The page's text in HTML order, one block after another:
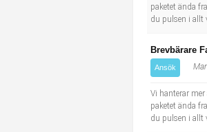
Sjuksköterska, grundutbildad
paketet ända
du pulsen i allt
Brevbärare
Ansök
Vi hanterar
paketet ända
du pulsen i allt